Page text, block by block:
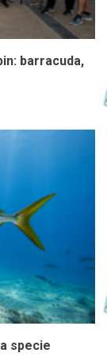
barracuda,
specie